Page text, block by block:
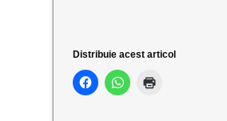
Distribuie acest articol